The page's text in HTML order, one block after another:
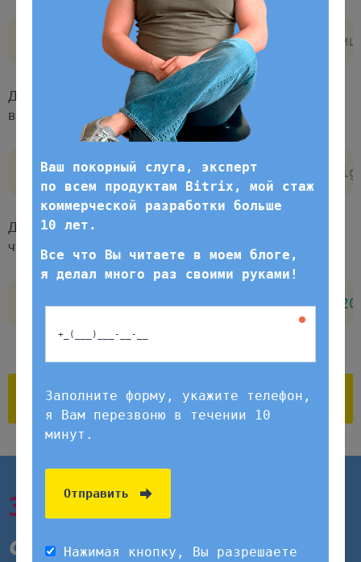
SELECT SIGN(поле) FROM `
Давайте определим знак температуры и запишем его
в поле sign:
SELECT *, SIGN(temperature
Давайте теперь добавим новую запись в таблицу так,
чтобы mySQL сам вычислил знак температуры:
INSERT INTO `weather` SET date
Заполните форму
сегодня!
Работаем по будням с 9:00 до
18:00. Заявки, отправленные в
выходные, обрабатываем в первый
рабочий день до 12:00.
Отправить
Нажимая кнопку, Вы разрешаете
данных
Ваш покорный слуга, эксперт
по всем продуктам Bitrix, мой стаж
коммерческой разработки больше
10 лет.
Все что Вы читаете в моем блоге,
я делал много раз своими руками!
Заполните форму, укажите телефон,
я Вам перезвоню в течении 10
минут.
Отправить
Нажимая кнопку, Вы разрешаете